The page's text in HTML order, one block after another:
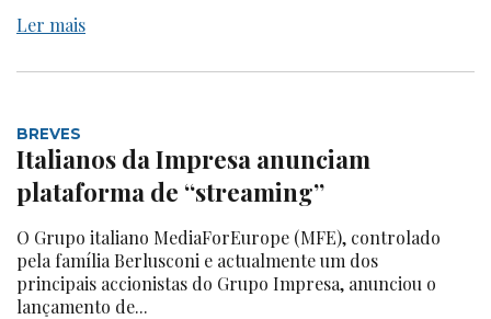
Ler mais
BREVES
Italianos da Impresa anunciam
plataforma de “streaming”
O Grupo italiano MediaForEurope (MFE), controlado
pela família Berlusconi e actualmente um dos
principais accionistas do Grupo Impresa, anunciou o
lançamento de...